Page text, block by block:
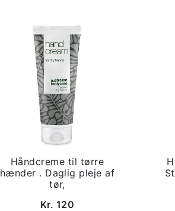
Håndcreme til tørre
hænder . Daglig pleje af
tør,
Kr. 120